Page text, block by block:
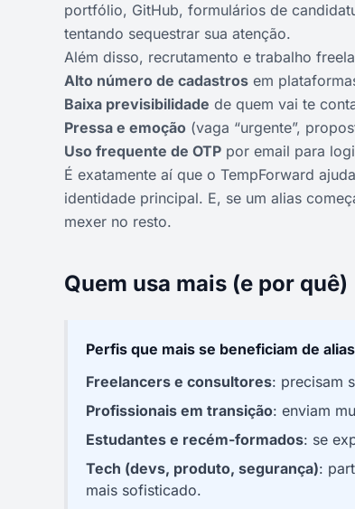
portfólio, GitHub, formulários de
tentando sequestrar sua atenção.
Além disso, recrutamento e trabalho
Alto número de cadastros em
Baixa previsibilidade de quem vai te
Pressa e emoção (vaga “urgente”,
Uso frequente de OTP por email para
É exatamente aí que o TempForward
identidade principal. E, se um alias
mexer no resto.
Quem usa mais (e por quê)
Perfis que mais se beneficiam de
Freelancers e consultores: precisam
Profissionais em transição: enviam
Estudantes e recém-formados: se
Tech (devs, produto, segurança):
mais sofisticado.